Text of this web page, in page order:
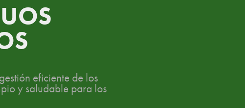
eficiente de los
y saludable para los